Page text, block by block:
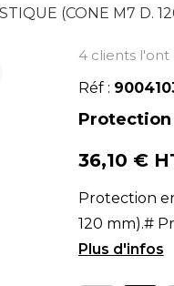
(CONE M7 D.
4 clients l'ont
Réf :
Protection
36,10 €
Protection
120 mm).#
et 500.